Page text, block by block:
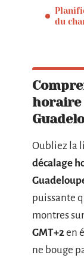
du
horaire
Oubliez la
décalage
puissante
montres
GMT+2en
ne bouge